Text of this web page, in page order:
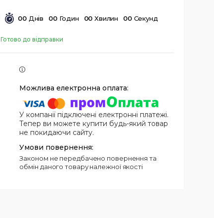
00 Днів 00 Годин 00 Хвилин 00 Секунд
Готово до відправки
У компанії підключені електронні платежі.
Тепер ви можете купити будь-який товар
не покидаючи сайту.
Законом не передбачено повернення та
обмін даного товару належної якості